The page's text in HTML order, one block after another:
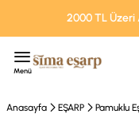
2000 TL Üzeri
Menü
Anasayfa EŞARP Pamuklu